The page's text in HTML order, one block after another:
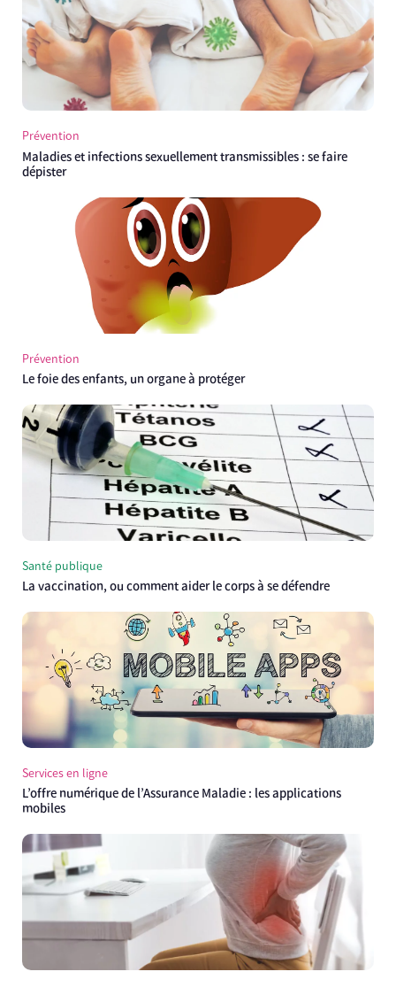
Prévention
Maladies et infections sexuellement transmissibles : se faire
dépister
Prévention
Le foie des enfants, un organe à protéger
Santé publique
La vaccination, ou comment aider le corps à se défendre
Services en ligne
L’offre numérique de l’Assurance Maladie : les applications
mobiles